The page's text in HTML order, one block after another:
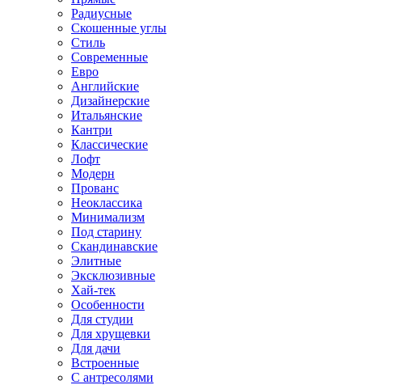
Радиусные
Скошенные углы
Стиль
Современные
Евро
Английские
Дизайнерские
Итальянские
Кантри
Классические
Лофт
Модерн
Прованс
Неоклассика
Минимализм
Под старину
Скандинавские
Элитные
Эксклюзивные
Хай-тек
Особенности
Для студии
Для хрущевки
Для дачи
Встроенные
С антресолями